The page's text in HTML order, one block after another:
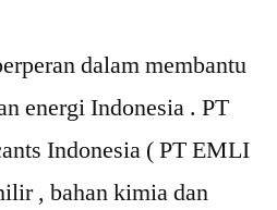
dalam membantu
energi Indonesia . PT
Indonesia ( PT EMLI
, bahan kimia dan